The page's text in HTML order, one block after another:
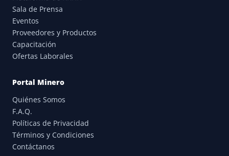
Sala de Prensa
Eventos
Proveedores y Productos
Capacitación
Ofertas Laborales
Portal Minero
Quiénes Somos
F.A.Q.
Políticas de Privacidad
Términos y Condiciones
Contáctanos